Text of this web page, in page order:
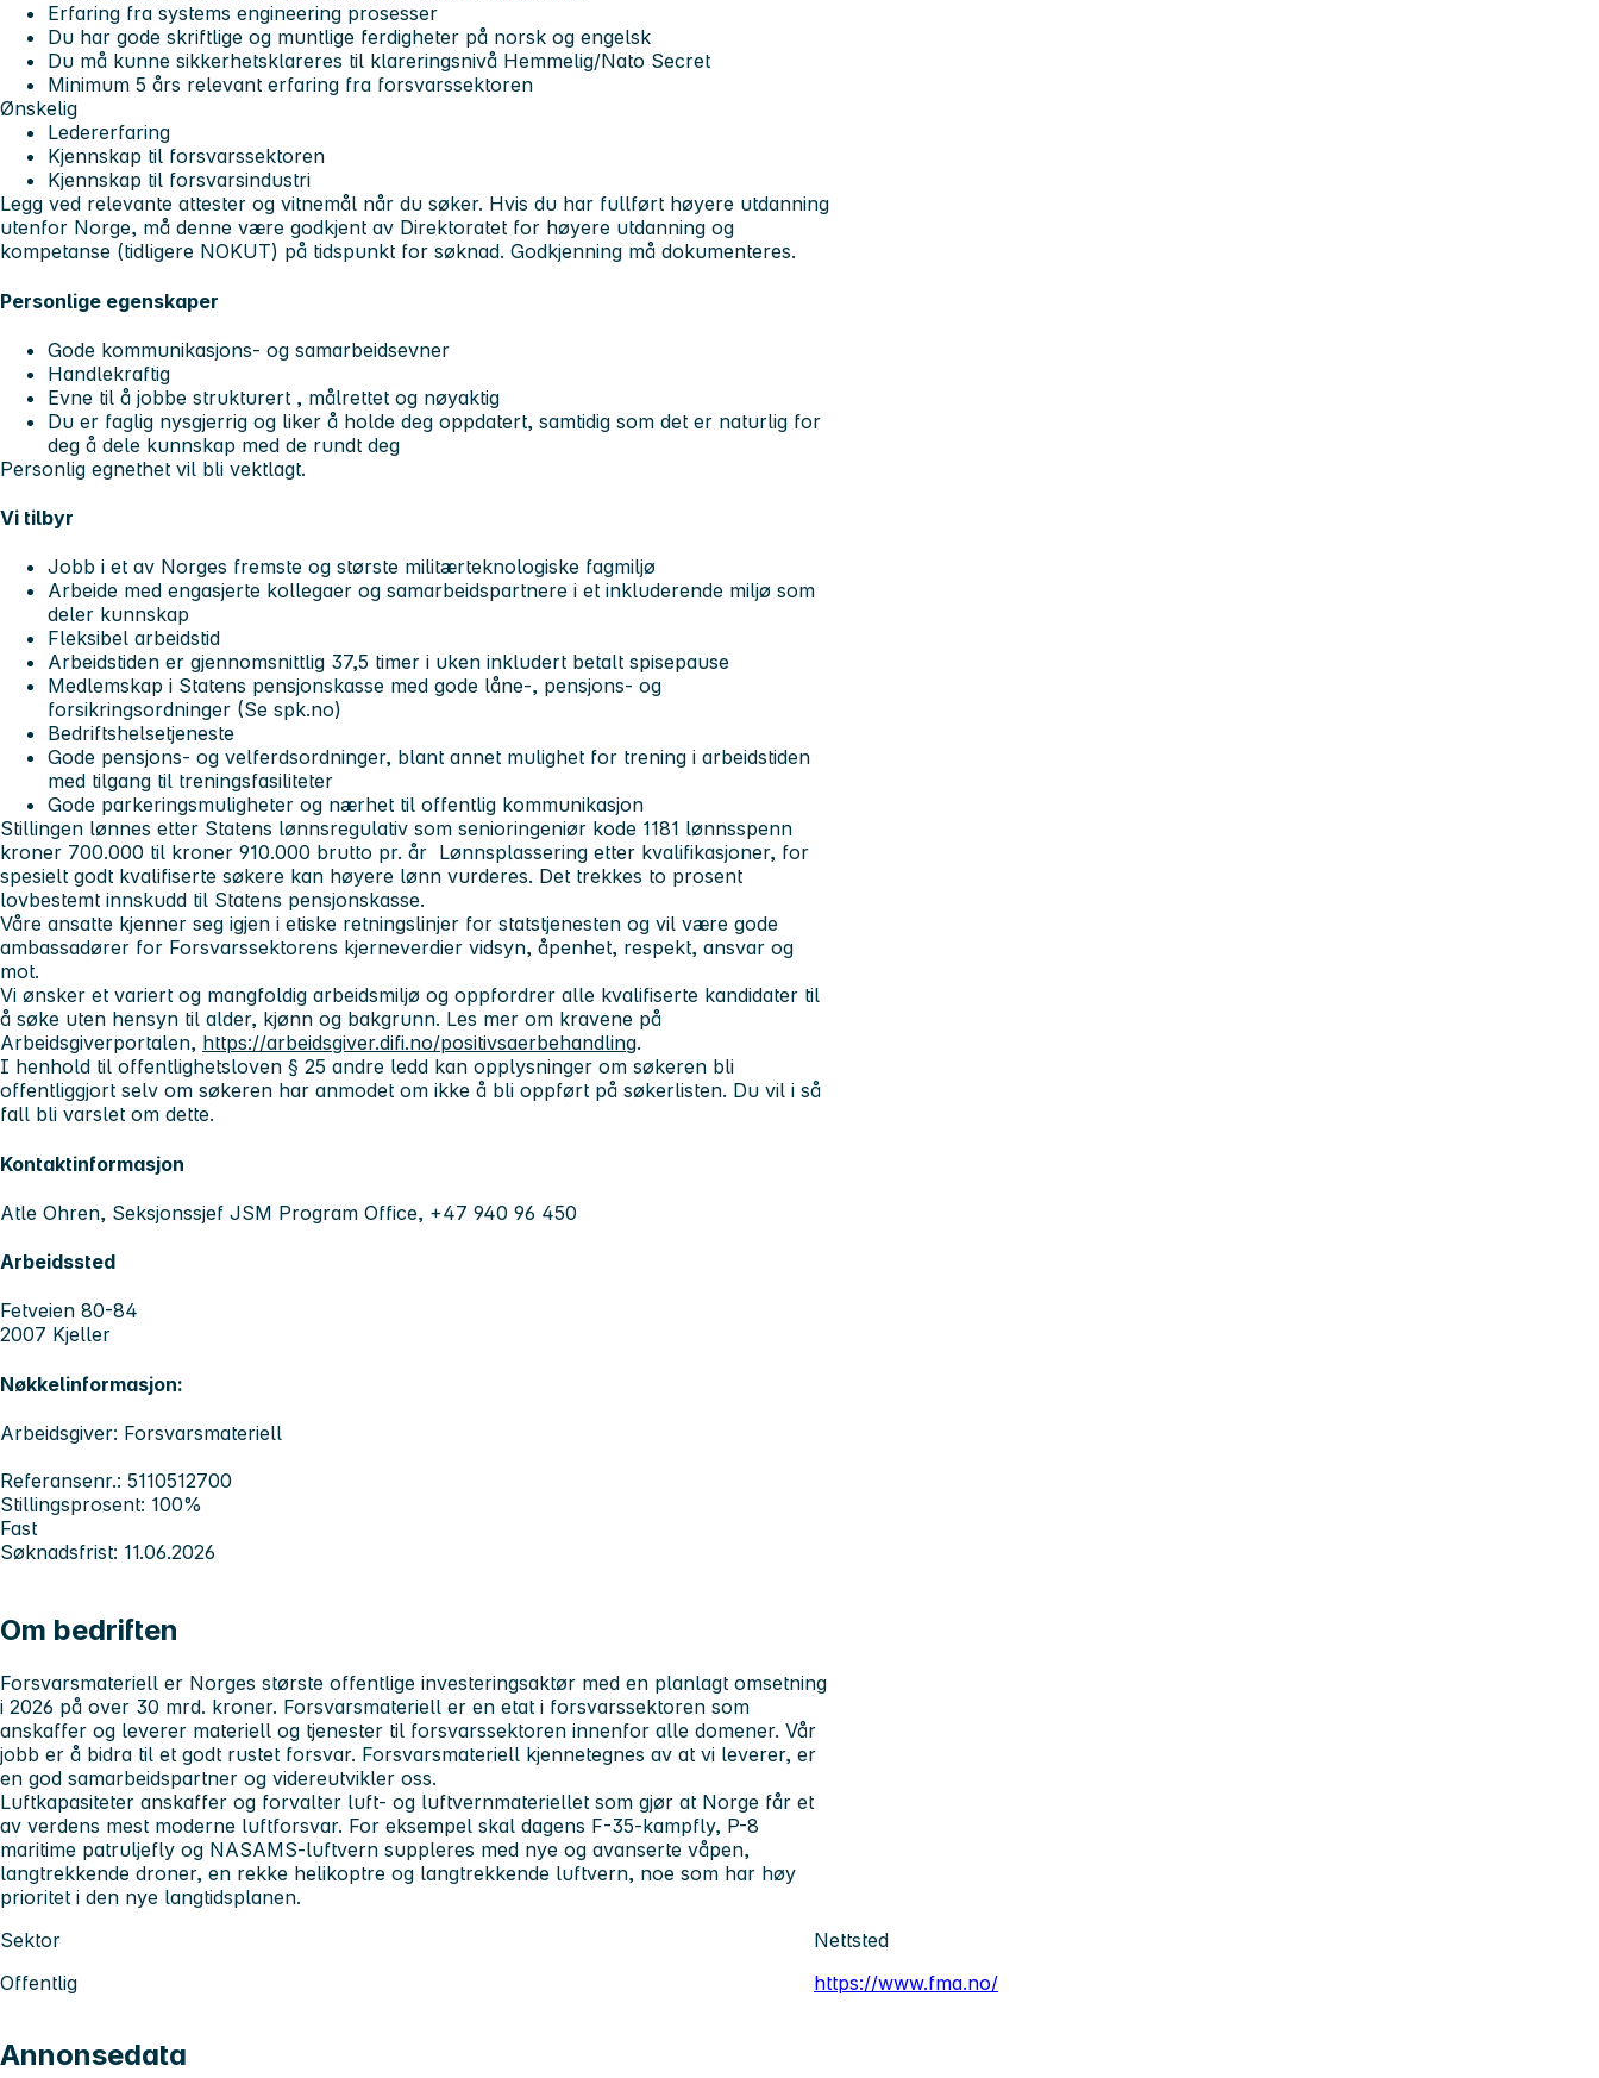
Erfaring fra systems engineering prosesser
Du har gode skriftlige og muntlige ferdigheter på norsk og engelsk
Du må kunne sikkerhetsklareres til klareringsnivå Hemmelig/Nato Secret
Minimum 5 års relevant erfaring fra forsvarssektoren
Ønskelig
Ledererfaring
Kjennskap til forsvarssektoren
Kjennskap til forsvarsindustri
Legg ved relevante attester og vitnemål når du søker. Hvis du har fullført høyere utdanning
utenfor Norge, må denne være godkjent av Direktoratet for høyere utdanning og
kompetanse (tidligere NOKUT) på tidspunkt for søknad. Godkjenning må dokumenteres.
Personlige egenskaper
Gode kommunikasjons- og samarbeidsevner
Handlekraftig
Evne til å jobbe strukturert , målrettet og nøyaktig
Du er faglig nysgjerrig og liker å holde deg oppdatert, samtidig som det er naturlig for
deg å dele kunnskap med de rundt deg
Personlig egnethet vil bli vektlagt.
Vi tilbyr
Jobb i et av Norges fremste og største militærteknologiske fagmiljø
Arbeide med engasjerte kollegaer og samarbeidspartnere i et inkluderende miljø som
deler kunnskap
Fleksibel arbeidstid
Arbeidstiden er gjennomsnittlig 37,5 timer i uken inkludert betalt spisepause
Medlemskap i Statens pensjonskasse med gode låne-, pensjons- og
forsikringsordninger (Se spk.no)
Bedriftshelsetjeneste
Gode pensjons- og velferdsordninger, blant annet mulighet for trening i arbeidstiden
med tilgang til treningsfasiliteter
Gode parkeringsmuligheter og nærhet til offentlig kommunikasjon
Stillingen lønnes etter Statens lønnsregulativ som senioringeniør kode 1181 lønnsspenn
kroner 700.000 til kroner 910.000 brutto pr. år Lønnsplassering etter kvalifikasjoner, for
spesielt godt kvalifiserte søkere kan høyere lønn vurderes. Det trekkes to prosent
lovbestemt innskudd til Statens pensjonskasse.
Våre ansatte kjenner seg igjen i etiske retningslinjer for statstjenesten og vil være gode
ambassadører for Forsvarssektorens kjerneverdier vidsyn, åpenhet, respekt, ansvar og
mot.
Vi ønsker et variert og mangfoldig arbeidsmiljø og oppfordrer alle kvalifiserte kandidater til
å søke uten hensyn til alder, kjønn og bakgrunn. Les mer om kravene på
Arbeidsgiverportalen, https://arbeidsgiver.difi.no/positivsaerbehandling.
I henhold til offentlighetsloven § 25 andre ledd kan opplysninger om søkeren bli
offentliggjort selv om søkeren har anmodet om ikke å bli oppført på søkerlisten. Du vil i så
fall bli varslet om dette.
Kontaktinformasjon
Atle Ohren, Seksjonssjef JSM Program Office, +47 940 96 450
Arbeidssted
Fetveien 80-84
2007 Kjeller
Nøkkelinformasjon:
Arbeidsgiver: Forsvarsmateriell
Referansenr.: 5110512700
Stillingsprosent: 100%
Fast
Søknadsfrist: 11.06.2026
Om bedriften
Forsvarsmateriell er Norges største offentlige investeringsaktør med en planlagt omsetning
i 2026 på over 30 mrd. kroner. Forsvarsmateriell er en etat i forsvarssektoren som
anskaffer og leverer materiell og tjenester til forsvarssektoren innenfor alle domener. Vår
jobb er å bidra til et godt rustet forsvar. Forsvarsmateriell kjennetegnes av at vi leverer, er
en god samarbeidspartner og videreutvikler oss.
Luftkapasiteter anskaffer og forvalter luft- og luftvernmateriellet som gjør at Norge får et
av verdens mest moderne luftforsvar. For eksempel skal dagens F-35-kampfly, P-8
maritime patruljefly og NASAMS-luftvern suppleres med nye og avanserte våpen,
langtrekkende droner, en rekke helikoptre og langtrekkende luftvern, noe som har høy
prioritet i den nye langtidsplanen.
Sektor
Offentlig
Nettsted
https://www.fma.no/
Annonsedata